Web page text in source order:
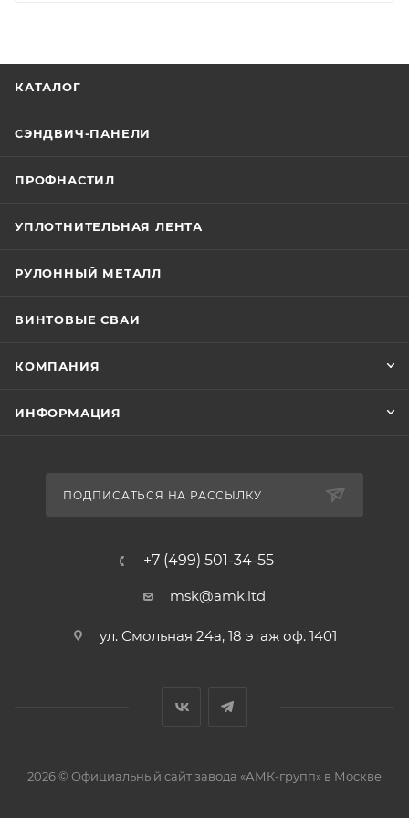
КАТАЛОГ
СЭНДВИЧ-ПАНЕЛИ
ПРОФНАСТИЛ
УПЛОТНИТЕЛЬНАЯ ЛЕНТА
РУЛОННЫЙ МЕТАЛЛ
ВИНТОВЫЕ СВАИ
КОМПАНИЯ
ИНФОРМАЦИЯ
ПОДПИСАТЬСЯ НА РАССЫЛКУ
+7 (499) 501-34-55
msk@amk.ltd
ул. Смольная 24а, 18 этаж оф. 1401
2026 © Официальный сайт завода «АМК-групп» в Москве